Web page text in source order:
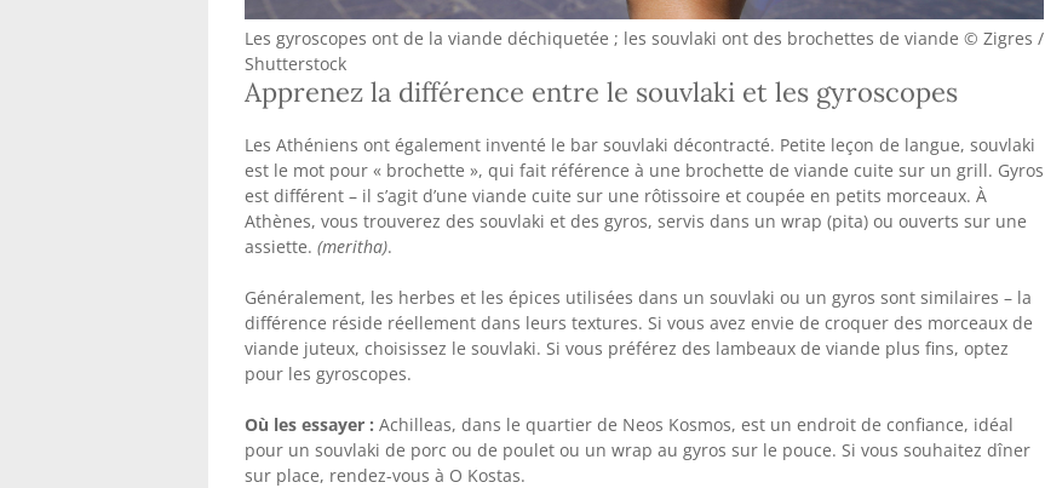
Les gyroscopes ont de la viande déchiquetée ; les souvlaki ont des brochettes de viande © Zigres /
Shutterstock
Apprenez la différence entre le souvlaki et les gyroscopes
Les Athéniens ont également inventé le bar souvlaki décontracté. Petite leçon de langue, souvlaki
est le mot pour « brochette », qui fait référence à une brochette de viande cuite sur un grill. Gyros
est différent – ​​il s’agit d’une viande cuite sur une rôtissoire et coupée en petits morceaux. À
Athènes, vous trouverez des souvlaki et des gyros, servis dans un wrap (pita) ou ouverts sur une
assiette. (meritha).
Généralement, les herbes et les épices utilisées dans un souvlaki ou un gyros sont similaires – la
différence réside réellement dans leurs textures. Si vous avez envie de croquer des morceaux de
viande juteux, choisissez le souvlaki. Si vous préférez des lambeaux de viande plus fins, optez
pour les gyroscopes.
Où les essayer : Achilleas, dans le quartier de Neos Kosmos, est un endroit de confiance, idéal
pour un souvlaki de porc ou de poulet ou un wrap au gyros sur le pouce. Si vous souhaitez dîner
sur place, rendez-vous à O Kostas.